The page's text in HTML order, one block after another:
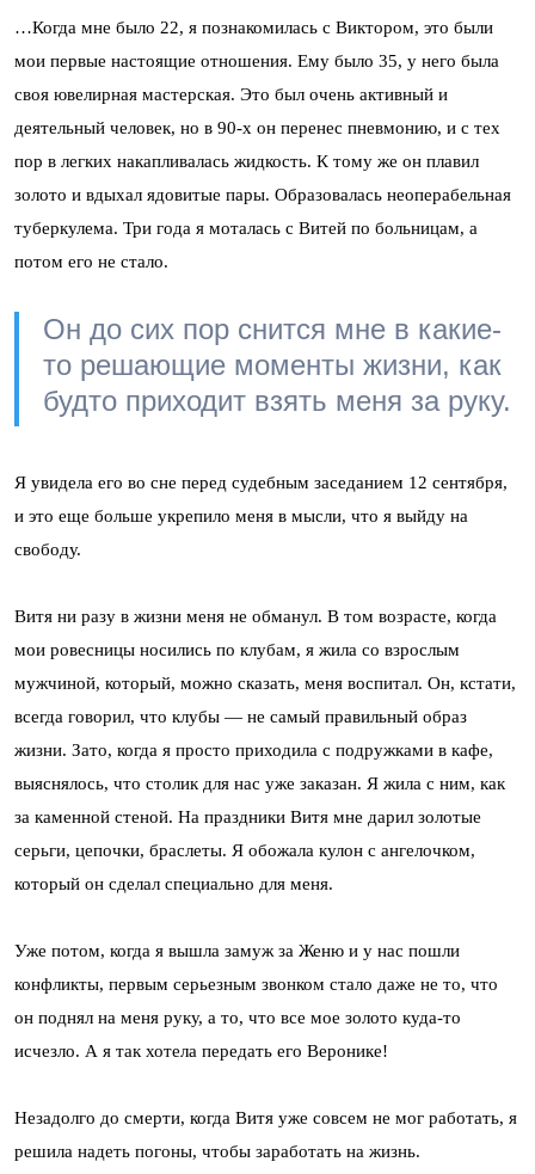
…Когда мне было 22, я познакомилась с Виктором, это были
мои первые настоящие отношения. Ему было 35, у него была
своя ювелирная мастерская. Это был очень активный и
деятельный человек, но в 90-х он перенес пневмонию, и с тех
пор в легких накапливалась жидкость. К тому же он плавил
золото и вдыхал ядовитые пары. Образовалась неоперабельная
туберкулема. Три года я моталась с Витей по больницам, а
потом его не стало.
Он до сих пор снится мне в какие-
то решающие моменты жизни, как
будто приходит взять меня за руку.
Я увидела его во сне перед судебным заседанием 12 сентября,
и это еще больше укрепило меня в мысли, что я выйду на
свободу.
Витя ни разу в жизни меня не обманул. В том возрасте, когда
мои ровесницы носились по клубам, я жила со взрослым
мужчиной, который, можно сказать, меня воспитал. Он, кстати,
всегда говорил, что клубы — не самый правильный образ
жизни. Зато, когда я просто приходила с подружками в кафе,
выяснялось, что столик для нас уже заказан. Я жила с ним, как
за каменной стеной. На праздники Витя мне дарил золотые
серьги, цепочки, браслеты. Я обожала кулон с ангелочком,
который он сделал специально для меня.
Уже потом, когда я вышла замуж за Женю и у нас пошли
конфликты, первым серьезным звонком стало даже не то, что
он поднял на меня руку, а то, что все мое золото куда-то
исчезло. А я так хотела передать его Веронике!
Незадолго до смерти, когда Витя уже совсем не мог работать, я
решила надеть погоны, чтобы заработать на жизнь.